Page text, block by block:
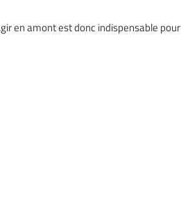
en amont est donc indispensable pour